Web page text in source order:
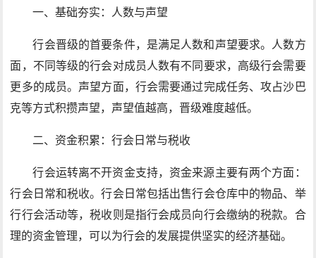
一、基础夯实：人数与声望
行会晋级的首要条件，是满足人数和声望要求。人数方
面，不同等级的行会对成员人数有不同要求，高级行会需要
更多的成员。声望方面，行会需要通过完成任务、攻占沙巴
克等方式积攒声望，声望值越高，晋级难度越低。
二、资金积累：行会日常与税收
行会运转离不开资金支持，资金来源主要有两个方面：
行会日常和税收。行会日常包括出售行会仓库中的物品、举
行行会活动等，税收则是指行会成员向行会缴纳的税款。合
理的资金管理，可以为行会的发展提供坚实的经济基础。